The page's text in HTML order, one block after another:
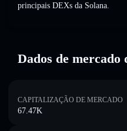
principais DEXs da Solana.
Dados de mercado
CAPITALIZAÇÃO DE MERCADO
67.47K